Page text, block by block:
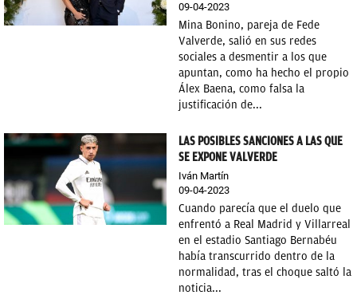
09-04-2023
Mina Bonino, pareja de Fede
Valverde, salió en sus redes
sociales a desmentir a los que
apuntan, como ha hecho el propio
Álex Baena, como falsa la
justificación de...
LAS POSIBLES SANCIONES A LAS QUE
SE EXPONE VALVERDE
Iván Martín
09-04-2023
Cuando parecía que el duelo que
enfrentó a Real Madrid y Villarreal
en el estadio Santiago Bernabéu
había transcurrido dentro de la
normalidad, tras el choque saltó la
noticia...